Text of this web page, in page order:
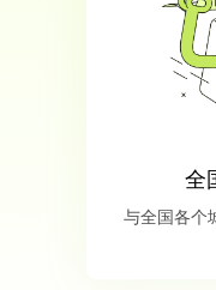
全
与全国各个